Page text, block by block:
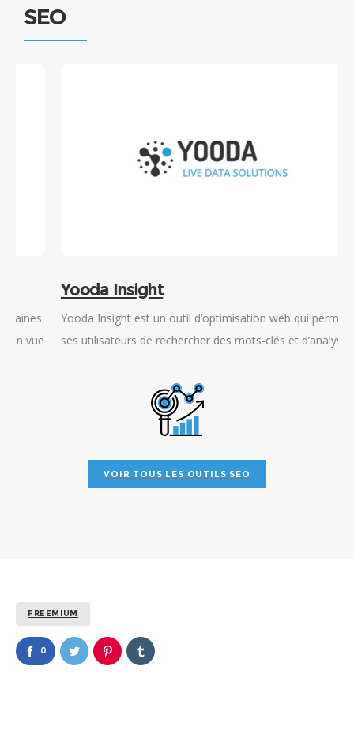
SEO
Yooda Insight
Yooda Insight est un outil d’optimisation web qui permet à
ses utilisateurs de rechercher des mots-clés et d’analyser
VOIR TOUS LES OUTILS SEO
FREEMIUM
0